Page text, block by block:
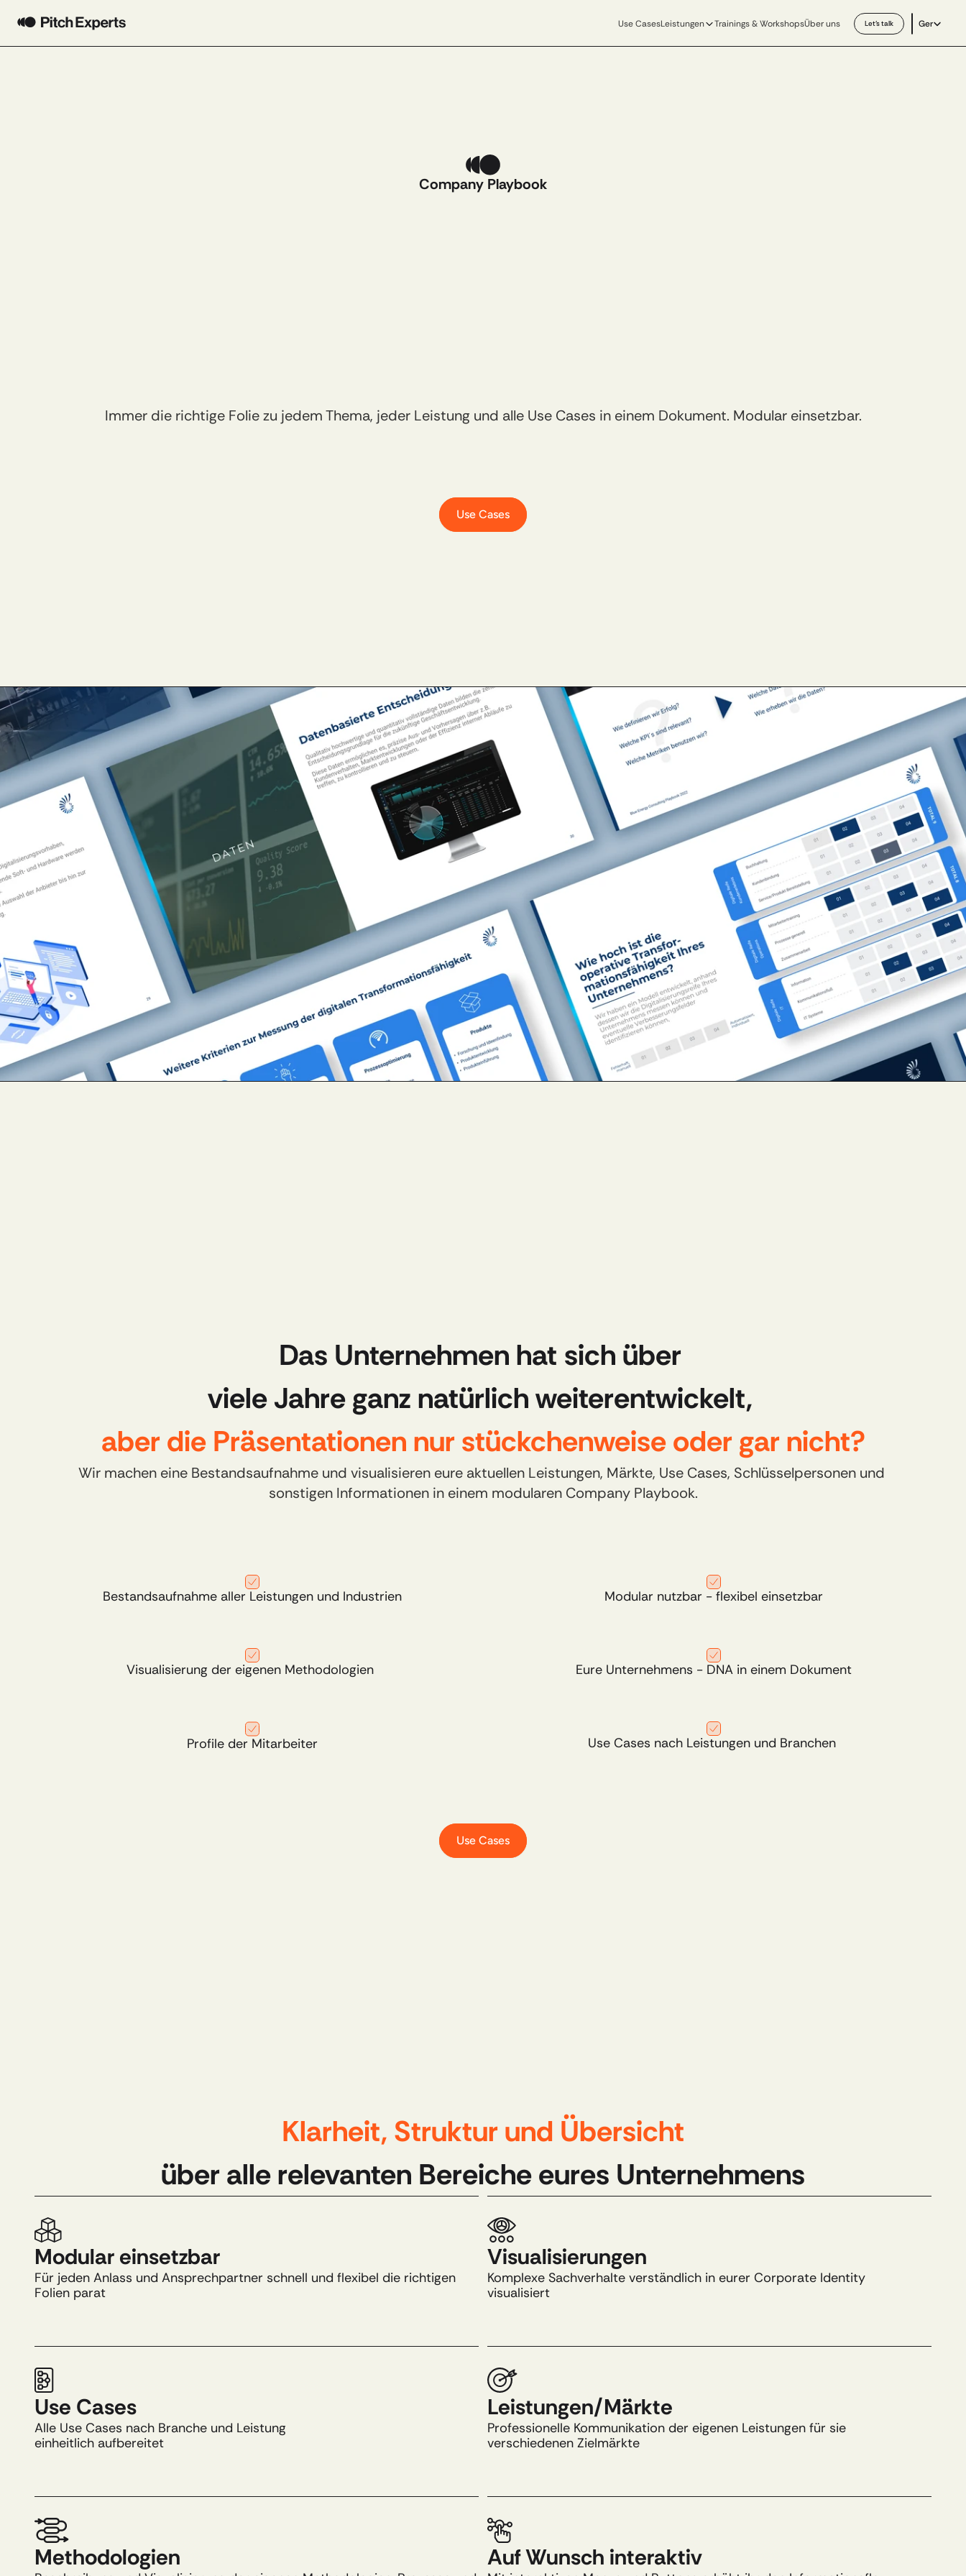
Use CasesLeistungen Trainings & WorkshopsÜber uns Let’s talk
Select
Ger
Company Playbook
Immer die richtige Folie zu jedem Thema, jeder Leistung und alle Use Cases in einem Dokument. Modular einsetzbar.
Use Cases
Das Unternehmen hat sich über
viele Jahre ganz natürlich weiterentwickelt,
aber die Präsentationen nur stückchenweise oder gar nicht?
Wir machen eine Bestandsaufnahme und visualisieren eure aktuellen Leistungen, Märkte, Use Cases, Schlüsselpersonen und
sonstigen Informationen in einem modularen Company Playbook.​
Bestandsaufnahme aller Leistungen und Industrien Modular nutzbar - flexibel einsetzbar
Visualisierung der eigenen Methodologien Eure Unternehmens - DNA in einem Dokument
Profile der Mitarbeiter Use Cases nach Leistungen und Branchen
Use Cases
Klarheit, Struktur und Übersicht
über alle relevanten Bereiche eures Unternehmens
Modular einsetzbar​
Für jeden Anlass und Ansprechpartner schnell und flexibel die richtigen
Folien parat​
Visualisierungen​
Komplexe Sachverhalte verständlich in eurer Corporate Identity
visualisiert ​
Use Cases​
Alle Use Cases nach Branche und Leistung
einheitlich aufbereitet​
Leistungen/Märkte​
Professionelle Kommunikation der eigenen Leistungen für sie
verschiedenen Zielmärkte​
Methodologien​ Auf Wunsch interaktiv​